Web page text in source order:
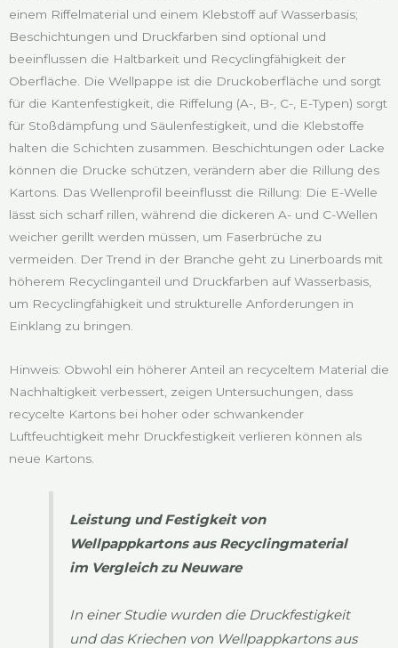
einem Riffelmaterial und einem Klebstoff auf Wasserbasis;
Beschichtungen und Druckfarben sind optional und
beeinflussen die Haltbarkeit und Recyclingfähigkeit der
Oberfläche. Die Wellpappe ist die Druckoberfläche und sorgt
für die Kantenfestigkeit, die Riffelung (A-, B-, C-, E-Typen) sorgt
für Stoßdämpfung und Säulenfestigkeit, und die Klebstoffe
halten die Schichten zusammen. Beschichtungen oder Lacke
können die Drucke schützen, verändern aber die Rillung des
Kartons. Das Wellenprofil beeinflusst die Rillung: Die E-Welle
lässt sich scharf rillen, während die dickeren A- und C-Wellen
weicher gerillt werden müssen, um Faserbrüche zu
vermeiden. Der Trend in der Branche geht zu Linerboards mit
höherem Recyclinganteil und Druckfarben auf Wasserbasis,
um Recyclingfähigkeit und strukturelle Anforderungen in
Einklang zu bringen.
Hinweis: Obwohl ein höherer Anteil an recyceltem Material die
Nachhaltigkeit verbessert, zeigen Untersuchungen, dass
recycelte Kartons bei hoher oder schwankender
Luftfeuchtigkeit mehr Druckfestigkeit verlieren können als
neue Kartons.
Leistung und Festigkeit von
Wellpappkartons aus Recyclingmaterial
im Vergleich zu Neuware
In einer Studie wurden die Druckfestigkeit
und das Kriechen von Wellpappkartons aus